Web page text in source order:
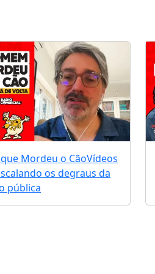
Mordeu o CãoVídeos
os degraus da
pública